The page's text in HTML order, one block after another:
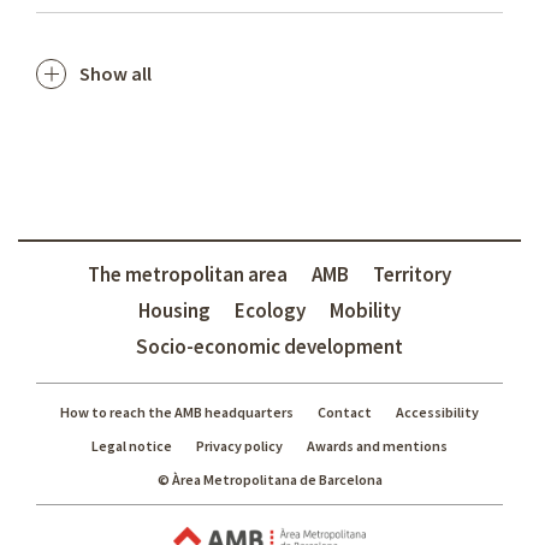
Show all
The metropolitan area AMB
Territory
Housing
Ecology
Mobility
Socio-economic development
How to reach the AMB headquarters Contact
Accessibility
Legal notice
Privacy policy
Awards and mentions
© Àrea Metropolitana de Barcelona